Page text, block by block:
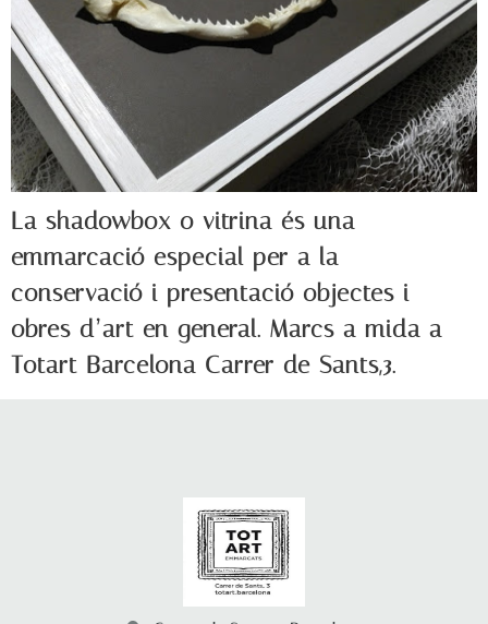
La shadowbox o vitrina és una
emmarcació especial per a la
conservació i presentació objectes i
obres d’art en general. Marcs a mida a
Totart Barcelona Carrer de Sants,3.